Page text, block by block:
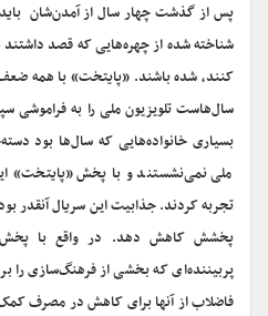
پس از گذشت چهار سال از آمدن‌شان
شناخته ‌شده از چهره‌هایی که قصد
کنند، شده باشند. «پایتخت» با همه
سال‌هاست تلویزیون ملی را به فراموشی
بسیاری خانواده‌هایی که سال‌ها بود
ملی نمی‌نشستند و با پخش «پایتخت»
تجربه کردند. جذابیت این سریال آنقدر
پخشش کاهش دهد. در واقع با پخش
پربیننده‌ای که بخشی از فرهنگ‌سازی را
فاضلاب از آنها برای کاهش در مصرف کمک